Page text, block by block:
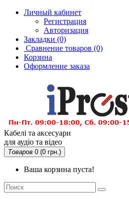
Личный кабинет
Регистрация
Авторизация
Закладки (0)
Сравнение товаров (0)
Корзина
Оформление заказа
Кабелі та аксесуари
для аудіо та відео
Товаров 0 (0 грн.)
Ваша корзина пуста!